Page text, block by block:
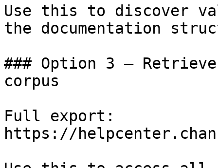
Use this to discover
the documentation
### Option 3 —
corpus
Full export:
https://